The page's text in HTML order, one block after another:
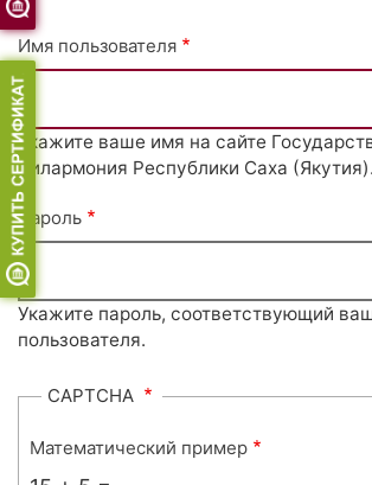
Имя пользователя
Укажите ваше имя на сайте
филармония Республики Саха (Якутия).
Пароль
Укажите пароль, соответствующий
пользователя.
CAPTCHA
Математический пример